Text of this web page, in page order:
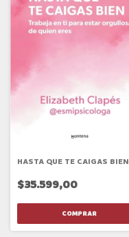
HASTA QUE TE CAIGAS BIEN
$35.599,00